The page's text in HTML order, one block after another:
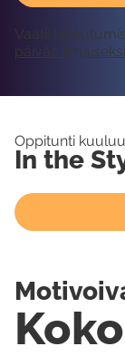
Vaatii
päivää
Oppitunti
In the